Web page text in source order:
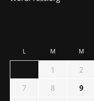
L M M
1 2
7
8 9